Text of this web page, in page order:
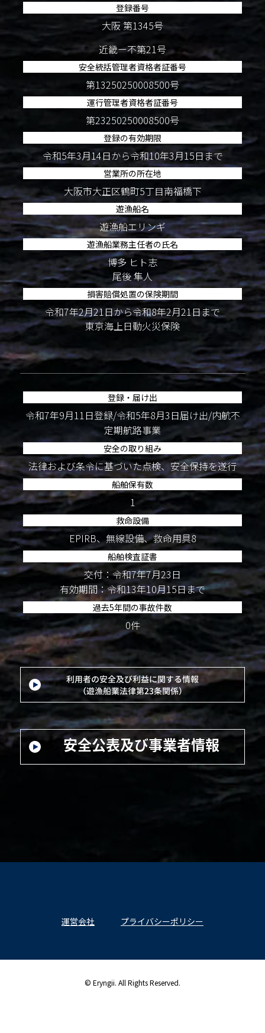
登録番号
大阪 第1345号
近畿ー不第21号
安全統括管理者資格者証番号
第13250250008500号
運行管理者資格者証番号
第23250250008500号
登録の有効期限
令和5年3月14日から令和10年3月15日まで
営業所の所在地
大阪市大正区鶴町5丁目南福橋下
遊漁船名
遊漁船エリンギ
遊漁船業務主任者の氏名
博多 ヒト志
尾後 隼人
損害賠償処置の保険期間
令和7年2月21日から令和8年2月21日まで
東京海上日動火災保険
登録・届け出
令和7年9月11日登録/令和5年8月3日届け出/内航不
定期航路事業
安全の取り組み
法律および条令に基づいた点検、安全保持を遂行
船舶保有数
1
救命設備
EPIRB、無線設備、救命用具8
船舶検査証書
交付：令和7年7月23日
有効期間：令和13年10月15日まで
過去5年間の事故件数
0件
運営会社 プライバシーポリシー
© Eryngii. All Rights Reserved.